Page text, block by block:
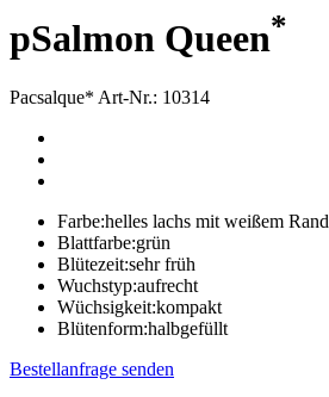
pSalmon Queen*
Pacsalque* Art-Nr.: 10314
Farbe:helles lachs mit weißem Rand
Blattfarbe:grün
Blütezeit:sehr früh
Wuchstyp:aufrecht
Wüchsigkeit:kompakt
Blütenform:halbgefüllt
Bestellanfrage senden